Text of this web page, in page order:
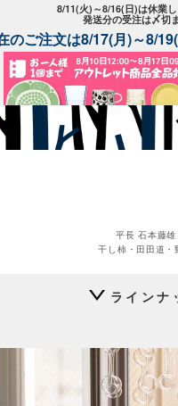
8/11(火)～8/16(日)は休業
発送分の受注は〆切
のご注文は8/17(月)～8/
平長 石本藤雄
干し柿・田田道・
ラインナ